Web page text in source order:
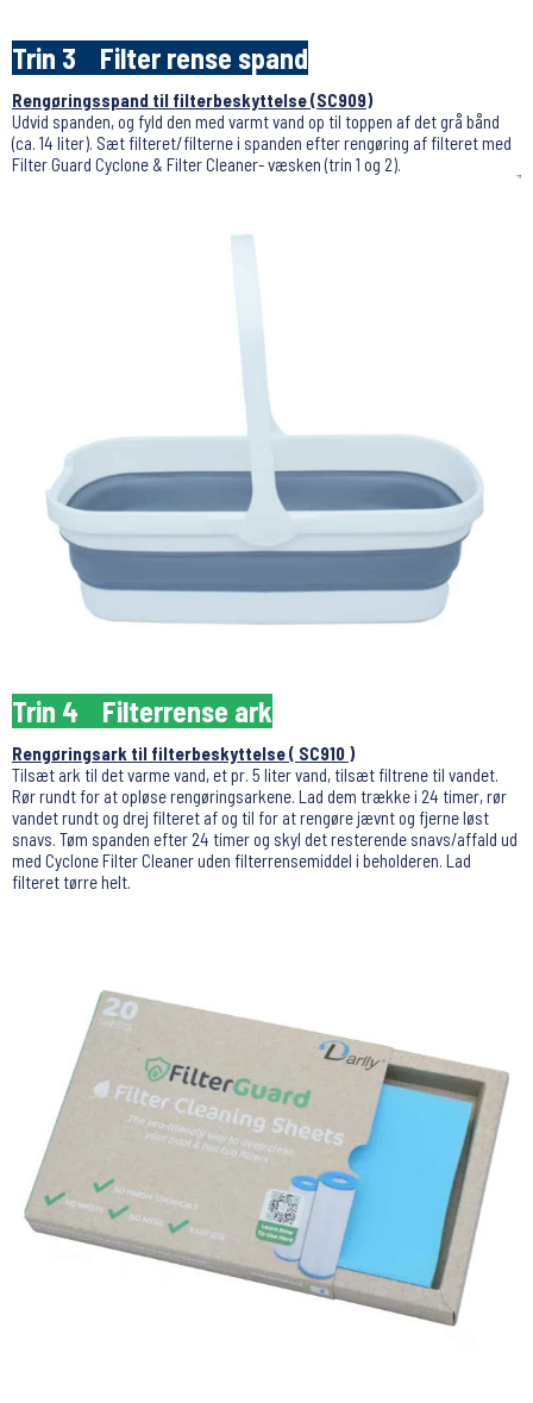
Trin 3 Filter rense spand
Rengøringsspand til filterbeskyttelse (SC909)
Udvid spanden, og fyld den med varmt vand op til toppen af ​​det grå bånd
(ca. 14 liter). Sæt filteret/filterne i spanden efter rengøring af filteret med
Filter Guard Cyclone & Filter Cleaner- væsken (trin 1 og 2).
Trin 4 Filterrense ark
Rengøringsark til filterbeskyttelse ( SC910 )
Tilsæt ark til det varme vand, et pr. 5 liter vand, tilsæt filtrene til vandet.
Rør rundt for at opløse rengøringsarkene. Lad dem trække i 24 timer, rør
vandet rundt og drej filteret af og til for at rengøre jævnt og fjerne løst
snavs. Tøm spanden efter 24 timer og skyl det resterende snavs/affald ud
med Cyclone Filter Cleaner uden filterrensemiddel i beholderen. Lad
filteret tørre helt.